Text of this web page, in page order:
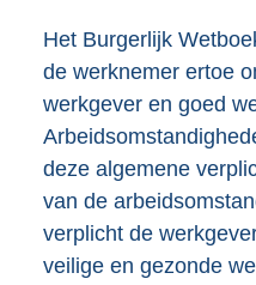
Het Burgerlijk
de werknemer ertoe
werkgever en goed
deze algemene
van de
verplicht de
veilige en gezonde